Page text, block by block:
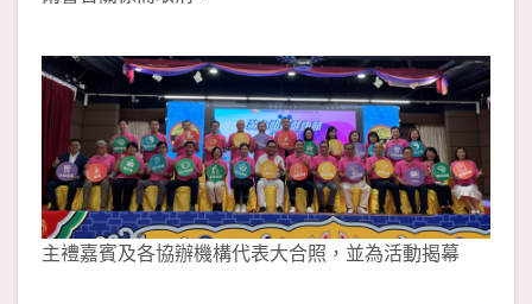
主禮嘉賓及各協辦機構代表大合照，並為活動揭幕